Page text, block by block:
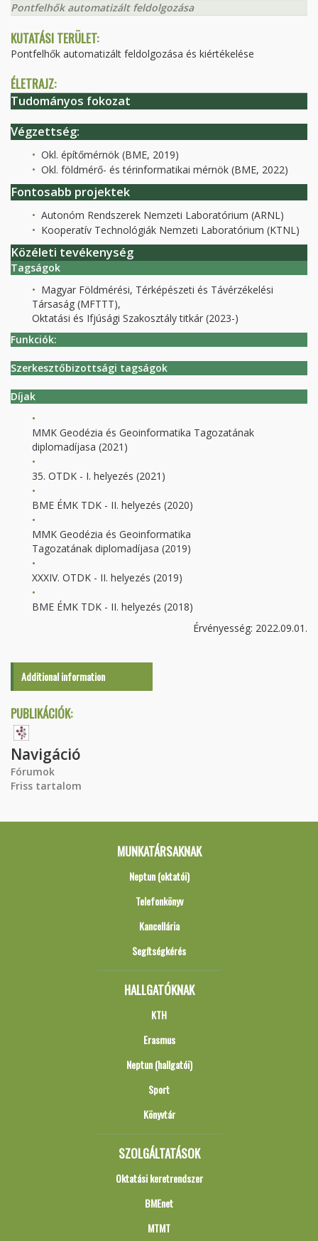
Pontfelhők automatizált feldolgozása
KUTATÁSI TERÜLET:
Pontfelhők automatizált feldolgozása és kiértékelése
ÉLETRAJZ:
Tudományos fokozat
Végzettség:
Okl. építőmérnök (BME, 2019)
Okl. földmérő- és térinformatikai mérnök (BME, 2022)
Fontosabb projektek
Autonóm Rendszerek Nemzeti Laboratórium (ARNL)
Kooperatív Technológiák Nemzeti Laboratórium (KTNL)
Közéleti tevékenység
Tagságok
Magyar Földmérési, Térképészeti és Távérzékelési
Társaság (MFTTT),
Oktatási és Ifjúsági Szakosztály titkár (2023-)
Funkciók:
Szerkesztőbizottsági tagságok
Díjak
MMK Geodézia és Geoinformatika Tagozatának
diplomadíjasa (2021)
35. OTDK - I. helyezés (2021)
BME ÉMK TDK - II. helyezés (2020)
MMK Geodézia és Geoinformatika
Tagozatának diplomadíjasa (2019)
XXXIV. OTDK - II. helyezés (2019)
BME ÉMK TDK - II. helyezés (2018)
Érvényesség: 2022.09.01.
Additional information
PUBLIKÁCIÓK:
Navigáció
Fórumok
Friss tartalom
MUNKATÁRSAKNAK
Neptun (oktatói)
Telefonkönyv
Kancellária
Segítségkérés
HALLGATÓKNAK
KTH
Erasmus
Neptun (hallgatói)
Sport
Könyvtár
SZOLGÁLTATÁSOK
Oktatási keretrendszer
BMEnet
MTMT